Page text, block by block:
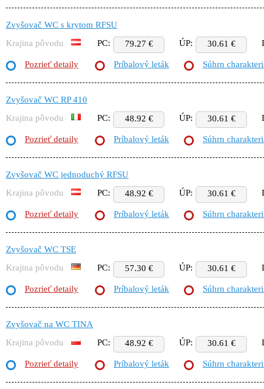
Zvyšovač WC s krytom RFSU
Krajina pôvodu
PC: 79.27 € ÚP: 30.61 €
Pozrieť detaily Príbalový leták Súhrn
Zvyšovač WC RP 410
Krajina pôvodu
PC: 48.92 € ÚP: 30.61 €
Pozrieť detaily Príbalový leták Súhrn
Zvyšovač WC jednoduchý RFSU
Krajina pôvodu
PC: 48.92 € ÚP: 30.61 €
Pozrieť detaily Príbalový leták Súhrn
Zvyšovač WC TSE
Krajina pôvodu
PC: 57.30 € ÚP: 30.61 €
Pozrieť detaily Príbalový leták Súhrn
Zvyšovač na WC TINA
Krajina pôvodu
PC: 48.92 € ÚP: 30.61 €
Pozrieť detaily Príbalový leták Súhrn